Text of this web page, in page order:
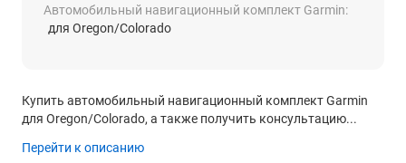
Автомобильный навигационный комплект Garmin:
для Oregon/Colorado
Купить автомобильный навигационный комплект Garmin
для Oregon/Colorado, а также получить консультацию...
Перейти к описанию